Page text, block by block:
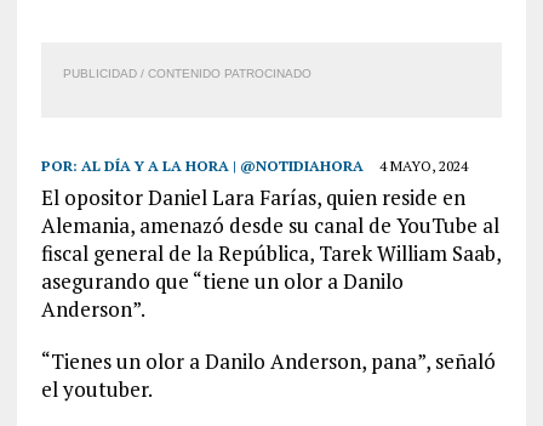
PUBLICIDAD / CONTENIDO PATROCINADO
POR: AL DÍA Y A LA HORA | @NOTIDIAHORA 4 MAYO, 2024
El opositor Daniel Lara Farías, quien reside en
Alemania, amenazó desde su canal de YouTube al
fiscal general de la República, Tarek William Saab,
asegurando que “tiene un olor a Danilo
Anderson”.
“Tienes un olor a Danilo Anderson, pana”, señaló
el youtuber.